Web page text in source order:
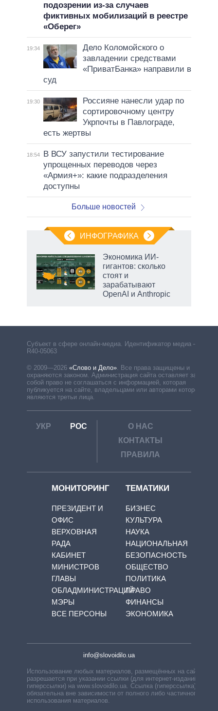
подозрении из-за случаев
фиктивных мобилизаций в реестре
«Оберег»
19:34
Дело Коломойского о
завладении средствами
«ПриватБанка» направили в
суд
19:30
Россияне нанесли удар по
сортировочному центру
Укрпочты в Павлограде,
есть жертвы
18:54
В ВСУ запустили тестирование
упрощенных переводов через
«Армия+»: какие подразделения
доступны
Больше новостей
ИНФОГРАФИКА
Экономика ИИ-
гигантов: сколько
стоят и
зарабатывают
OpenAI и Anthropic
Субъект в сфере онлайн-медиа. Идентификатор медиа –
R40-05063
© 2009—2026 «Слово и Дело». Все права защищены и
охраняются законом. Администрация сайта оставляет за
собой право не соглашаться с информацией, которая
публикуется на сайте, владельцами или авторами которой
являются третьи лица.
УКР РОС
О НАС
КОНТАКТЫ
ПРАВИЛА
МОНИТОРИНГ
ПРЕЗИДЕНТ И
ОФИС
ВЕРХОВНАЯ
РАДА
КАБИНЕТ
МИНИСТРОВ
ГЛАВЫ
ОБЛАДМИНИСТРАЦИЙ
МЭРЫ
ВСЕ ПЕРСОНЫ
ТЕМАТИКИ
БИЗНЕС
КУЛЬТУРА
НАУКА
НАЦИОНАЛЬНАЯ
БЕЗОПАСНОСТЬ
ОБЩЕСТВО
ПОЛИТИКА
ПРАВО
ФИНАНСЫ
ЭКОНОМИКА
info@slovoidilo.ua
Использование любых материалов, размещённых на сайте,
разрешается при указании ссылки (для интернет-изданий —
гиперссылки) на www.slovoidilo.ua. Ссылка (гиперссылка)
обязательна вне зависимости от полного либо частичного
использования материалов.